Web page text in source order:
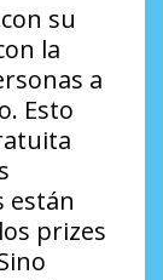
su
la
a
Esto
están
prizes